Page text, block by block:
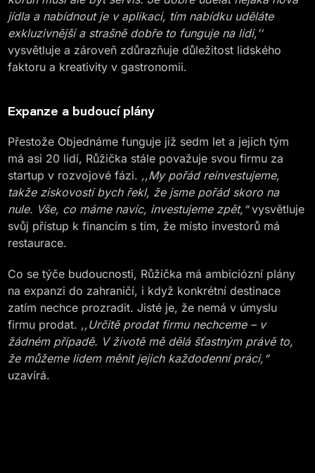
jídla a nabídnout je v aplikaci, tím nabídku uděláte
exkluzivnější a strašně dobře to funguje na lidi,’‘
vysvětluje a zároveň zdůrazňuje důležitost lidského
faktoru a kreativity v gastronomii.
Expanze a budoucí plány
Přestože Objednáme funguje již sedm let a jejich tým
má asi 20 lidí, Růžička stále považuje svou firmu za
startup v rozvojové fázi. ,,My pořád reinvestujeme,
takže ziskovostí bych řekl, že jsme pořád skoro na
nule. Vše, co máme navíc, investujeme zpět,“vysvětluje
svůj přístup k financím s tím, že místo investorů má
restaurace.
Co se týče budoucnosti, Růžička má ambiciózní plány
na expanzi do zahraničí, i když konkrétní destinace
zatím nechce prozradit. Jisté je, že nemá v úmyslu
firmu prodat. ,,Určitě prodat firmu nechceme – v
žádném případě. V životě mě dělá šťastným právě to,
že můžeme lidem měnit jejich každodenní práci,“
uzavírá.